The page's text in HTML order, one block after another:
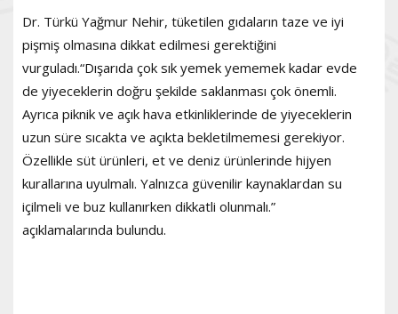
Dr. Türkü Yağmur Nehir, tüketilen gıdaların taze ve iyi
pişmiş olmasına dikkat edilmesi gerektiğini
vurguladı.“Dışarıda çok sık yemek yememek kadar evde
de yiyeceklerin doğru şekilde saklanması çok önemli.
Ayrıca piknik ve açık hava etkinliklerinde de yiyeceklerin
uzun süre sıcakta ve açıkta bekletilmemesi gerekiyor.
Özellikle süt ürünleri, et ve deniz ürünlerinde hijyen
kurallarına uyulmalı. Yalnızca güvenilir kaynaklardan su
içilmeli ve buz kullanırken dikkatli olunmalı.”
açıklamalarında bulundu.